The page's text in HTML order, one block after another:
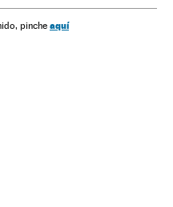
Atos militares
pinche aquí